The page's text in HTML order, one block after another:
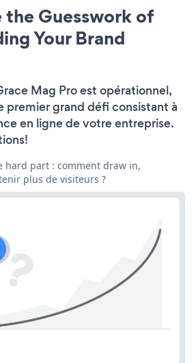
the Guesswork of
Your Brand
Mag Pro est opérationnel,
premier grand défi consistant à
en ligne de votre entreprise.
hard part : comment draw in,
plus de visiteurs ?